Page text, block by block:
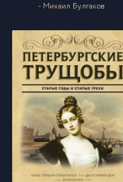
- Михаил Булгаков